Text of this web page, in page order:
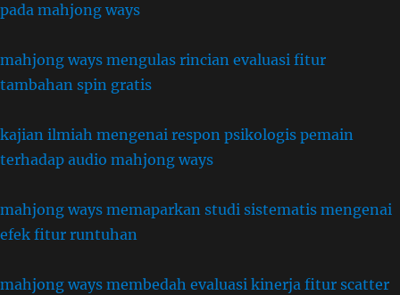
pada mahjong ways
mahjong ways mengulas rincian evaluasi fitur
tambahan spin gratis
kajian ilmiah mengenai respon psikologis pemain
terhadap audio mahjong ways
mahjong ways memaparkan studi sistematis mengenai
efek fitur runtuhan
mahjong ways membedah evaluasi kinerja fitur scatter